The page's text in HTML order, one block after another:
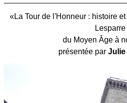
«La Tour de l'Honneur : histoire
Lesparre
du Moyen Âge à
présentée par Julie